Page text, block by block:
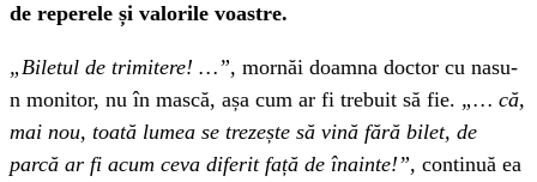
de reperele și valorile voastre.
„Biletul de trimitere! …”, mornăi doamna doctor cu nasu-
n monitor, nu în mască, așa cum ar fi trebuit să fie. „… că,
mai nou, toată lumea se trezește să vină fără bilet, de
parcă ar fi acum ceva diferit față de înainte!”, continuă ea